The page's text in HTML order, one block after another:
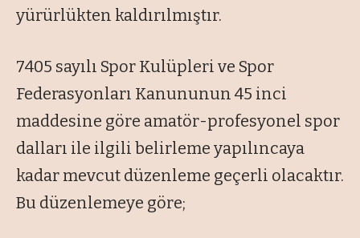
yürürlükten kaldırılmıştır.
7405 sayılı Spor Kulüpleri ve Spor
Federasyonları Kanununun 45 inci
maddesine göre amatör-profesyonel spor
dalları ile ilgili belirleme yapılıncaya
kadar mevcut düzenleme geçerli olacaktır.
Bu düzenlemeye göre;